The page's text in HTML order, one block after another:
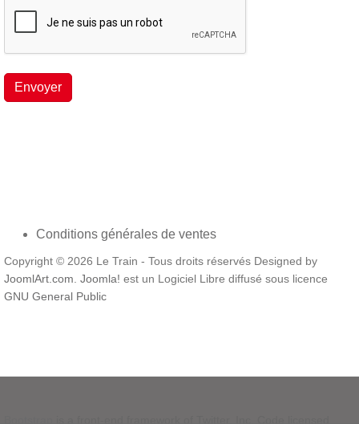
Envoyer
Conditions générales de ventes
Copyright © 2026 Le Train - Tous droits réservés Designed by
JoomlArt.com. Joomla! est un Logiciel Libre diffusé sous licence
GNU General Public